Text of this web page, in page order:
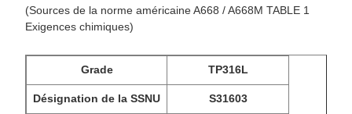
(Sources de la norme américaine A668 / A668M TABLE 1
Exigences chimiques)
Grade TP316L
Désignation de la SSNU S31603